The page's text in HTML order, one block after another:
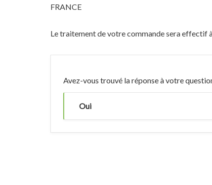
FRANCE
Le traitement de votre commande sera effectif
Avez-vous trouvé la réponse à votre
Oui